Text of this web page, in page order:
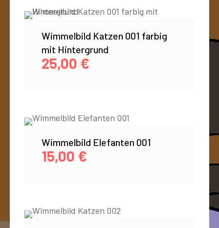
Wimmelbild Katzen 001 farbig
mit Hintergrund
25,00 €
Wimmelbild Elefanten 001
15,00 €